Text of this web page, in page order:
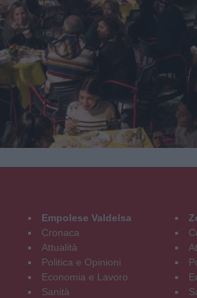
Empolese Valdelsa
Cronaca
Attualità
Politica e Opinioni
Economia e Lavoro
Sanità